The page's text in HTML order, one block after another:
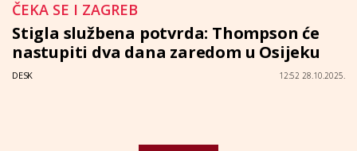
ČEKA SE I ZAGREB
Stigla službena potvrda: Thompson će
nastupiti dva dana zaredom u Osijeku
DESK 12:52 28.10.2025.